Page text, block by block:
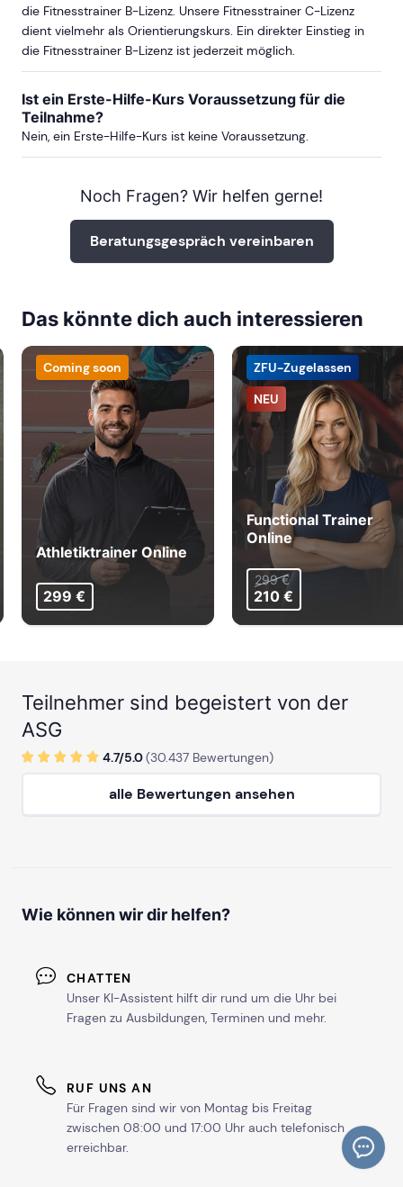
ab Sa, 13. Februar 2027
ERFURT
FRANKFURT
ab Sa, 5. September 2026
ab Mo, 12. Oktober 2026
mehr Termine in Frankfurt anzeigen
FREIBURG
ab Sa, 7. November 2026
HAMBURG
ab Sa, 5. September 2026
mehr Termine in Hamburg anzeigen
HANNOVER
ab Sa, 7. November 2026
mehr Termine in Hannover anzeigen
die Fitnesstrainer B-Lizenz. Unsere Fitnesstrainer C-Lizenz
dient vielmehr als Orientierungskurs. Ein direkter Einstieg in
die Fitnesstrainer B-Lizenz ist jederzeit möglich.
Ist ein Erste-Hilfe-Kurs Voraussetzung für die
Teilnahme?
Nein, ein Erste-Hilfe-Kurs ist keine Voraussetzung.
Noch Fragen? Wir helfen gerne!
Beratungsgespräch vereinbaren
Das könnte dich auch interessieren
Coming soon
Athletiktrainer Online
299 €
NEU
ZFU-Zugelassen
Functional Trainer
Online
299 €
210 €
Teilnehmer sind begeistert von der
ASG
4.7/5.0(30.437 Bewertungen)
alle Bewertungen ansehen
Wie können wir dir helfen?
CHATTEN
Unser KI-Assistent hilft dir rund um die Uhr bei
Fragen zu Ausbildungen, Terminen und mehr.
RUF UNS AN
Für Fragen sind wir von Montag bis Freitag
zwischen 08:00 und 17:00 Uhr auch telefonisch
erreichbar.